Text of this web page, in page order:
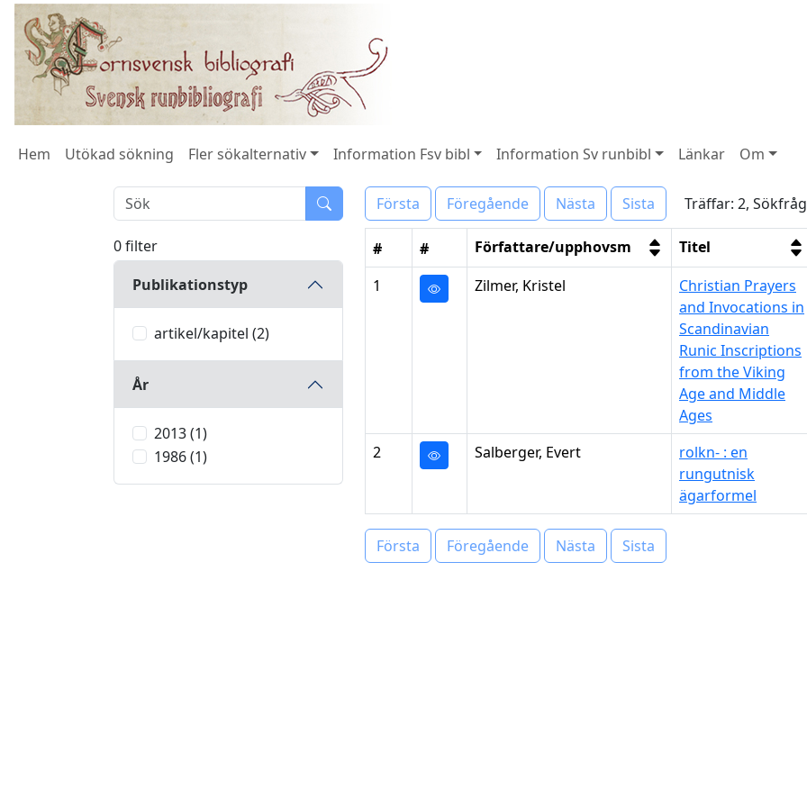
Hem Utökad sökning Fler sökalternativ Information Fsv bibl Information Sv runbibl Länkar Om
0 filter
Publikationstyp
artikel/kapitel (2)
År
2013 (1)
1986 (1)
Första Föregående Nästa Sista Träffar: 2,
# # Författare/upphovsm
Titel
1
Zilmer, Kristel
Christian Prayers
and Invocations in
Scandinavian
Runic Inscriptions
from the Viking
Age and Middle
Ages
2
Salberger, Evert
rolkn- : en
rungutnisk
ägarformel
Första Föregående Nästa Sista